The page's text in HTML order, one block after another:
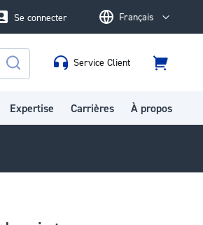
LanguageFrançais
Se connecter
Service Client
Panier
Expertise Carrières À propos